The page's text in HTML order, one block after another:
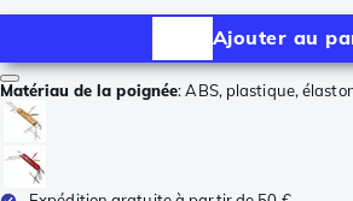
Ajouter au
Matériau de la poignée:ABS, plastique,